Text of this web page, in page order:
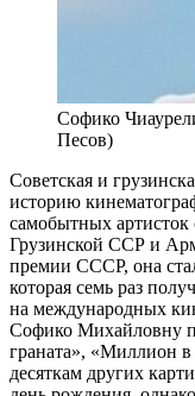
Софико
Песов)
Советская и
историю
самобытных артисток
Грузинской ССР и
премии СССР, она
которая семь раз
на международных
Софико Михайловну
граната», «Миллион
десяткам других